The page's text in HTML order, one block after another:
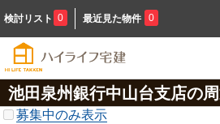
検討リスト 0 最近見た物件 0
池田泉州銀行中山台支店の
募集中のみ表示